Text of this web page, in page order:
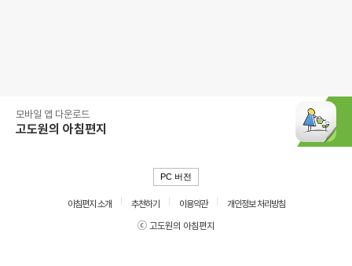
모바일 앱 다운로드
고도원의 아침편지
PC 버전
아침편지 소개 추천하기 이용약관
개인정보 처리방침
ⓒ 고도원의 아침편지